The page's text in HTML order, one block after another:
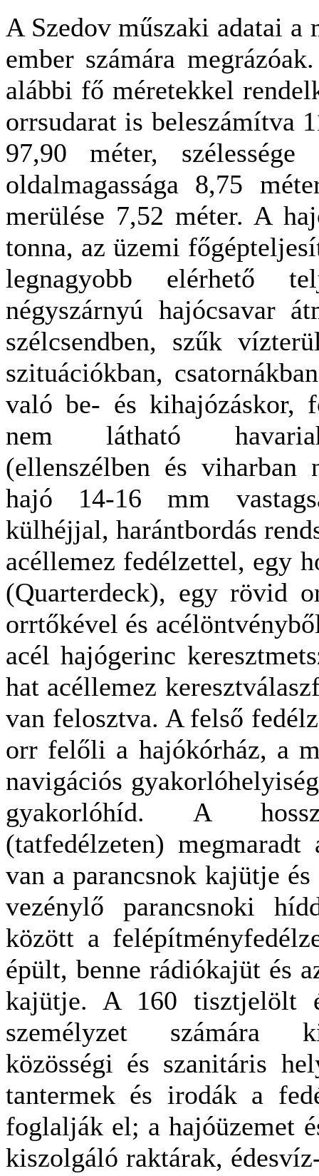
A Szedov műszaki adatai a
ember számára
alábbi fő méretekkel
orrsudarat is beleszámítva
97,90 méter,
oldalmagassága 8,75
merülése 7,52 méter. A
tonna, az üzemi
legnagyobb elérhető
négyszárnyú hajócsavar
szélcsendben, szűk
szituációkban,
való be- és kihajózáskor,
nem látható
(ellenszélben és
hajó 14-16 mm
külhéjjal, harántbordás
acéllemez fedélzettel, egy
(Quarterdeck), egy rövid
orrtőkével és
acél hajógerinc
hat acéllemez
van felosztva. A felső
orr felőli a hajókórház, a
navigációs
gyakorlóhíd. A
(tatfedélzeten)
van a parancsnok kajütje
vezénylő parancsnoki
között a
épült, benne rádiókajüt és
kajütje. A 160 tisztjelölt
személyzet számára
közösségi és szanitáris
tantermek és irodák a
foglalják el; a hajóüzemet
kiszolgáló raktárak,